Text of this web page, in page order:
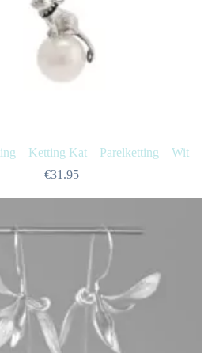
– Ketting Kat – Parelketting – Wit
€31.95